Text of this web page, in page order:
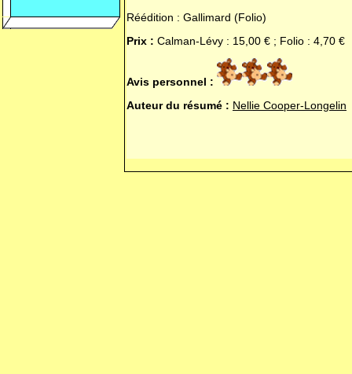
Réédition : Gallimard (Folio)
Prix : Calman-Lévy : 15,00 € ; Folio : 4,70 €
Avis personnel :
Auteur du résumé : Nellie Cooper-Longelin